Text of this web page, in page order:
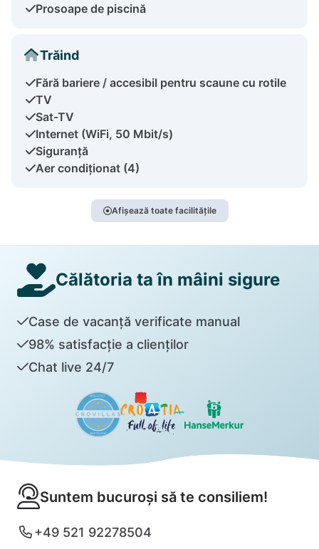
Prosoape de piscină
Trăind
Fără bariere / accesibil pentru scaune cu rotile
TV
Sat-TV
Internet (WiFi, 50 Mbit/s)
Siguranță
Aer condiționat (4)
Afișează toate facilitățile
Călătoria ta în mâini sigure
Case de vacanță verificate manual
98% satisfacție a clienților
Chat live 24/7
Suntem bucuroși să te consiliem!
+49 521 92278504